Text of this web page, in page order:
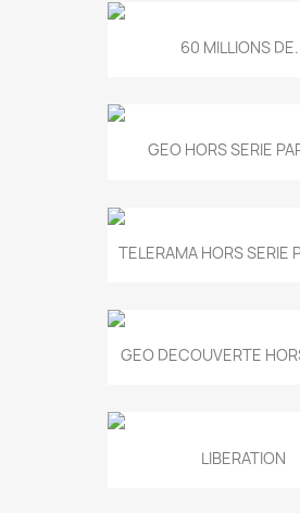
60 MILLIONS
GEO HORS SERIE
TELERAMA HORS SERIE
GEO DECOUVERTE
LIBERATION